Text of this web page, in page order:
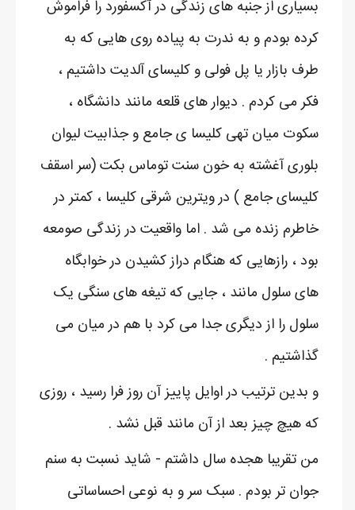
بسیاری از جنبه های زندگی در آکسفورد را فراموش
کرده بودم و به ندرت به پیاده روی هایی که به
طرف بازار یا پل فولی و کلیسای آلدیت داشتیم ،
فکر می کردم . دیوار های قلعه مانند دانشگاه ،
سکوت میان تهی کلیسا ی جامع و جذابیت لیوان
بلوری آغشته به خون سنت توماس بکت (سر اسقف
کلیسای جامع ) در ویترین شرقی کلیسا ، کمتر در
خاطرم زنده می شد . اما واقعیت در زندگی صومعه
بود ، رازهایی که هنگام دراز کشیدن در خوابگاه
های سلول مانند ، جایی که تیغه های سنگی یک
سلول را از دیگری جدا می کرد با هم در میان می
گذاشتیم .
و بدین ترتیب در اوایل پاییز آن روز فرا رسید ، روزی
که هیچ چیز بعد از آن مانند قبل نشد .
من تقریبا هجده سال داشتم - شاید نسبت به سنم
جوان تر بودم . سبک سر و به نوعی احساساتی